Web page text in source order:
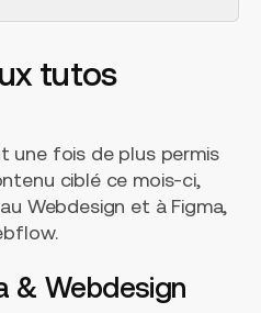
tutos
une fois de plus permis
ciblé ce mois-ci,
Webdesign et à Figma,
& Webdesign